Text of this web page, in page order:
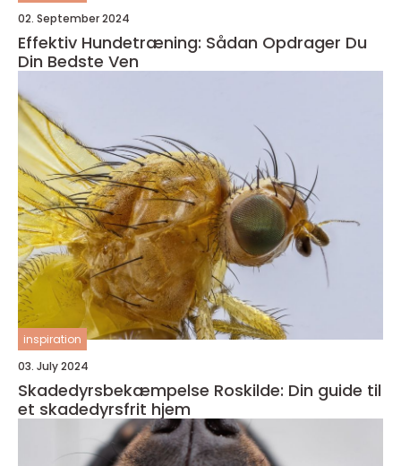
02. September 2024
Effektiv Hundetræning: Sådan Opdrager Du
Din Bedste Ven
inspiration
03. July 2024
Skadedyrsbekæmpelse Roskilde: Din guide til
et skadedyrsfrit hjem